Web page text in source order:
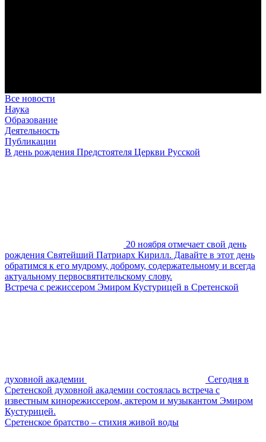
Все новости
Наука
Образование
Деятельность
Публикации
В день рождения Предстоятеля Церкви Русской
20 ноября отмечает свой день
рождения Святейший Патриарх Кирилл. Давайте в этот день
обратимся к его мудрому, доброму, содержательному и всегда
актуальному первосвятительскому слову.
Встреча с режиссером Эмиром Кустурицей в Сретенской
духовной академии
Сегодня в
Сретенской духовной академии состоялась встреча с
известным кинорежиссером, актером и музыкантом Эмиром
Кустурицей.
Сретенское братство – стихия живой воды